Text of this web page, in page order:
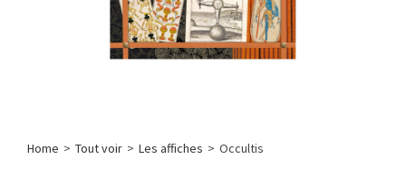
Home > Tout voir > Les affiches > Occultis